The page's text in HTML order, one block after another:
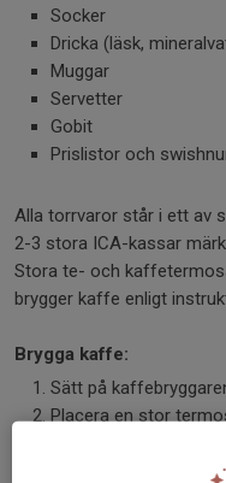
Socker
Dricka (läsk,
Muggar
Servetter
Gobit
Prislistor och
Alla torrvaror står i ett av
2-3 stora ICA-kassar
Stora te- och
brygger kaffe enligt
Brygga kaffe:
Sätt på
Placera en stor
finns i en rund